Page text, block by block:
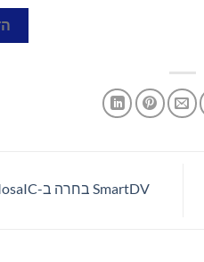
SmartDV בחרה ב-MosaIC כנציגת מכירות ה-IP שלה בישראל